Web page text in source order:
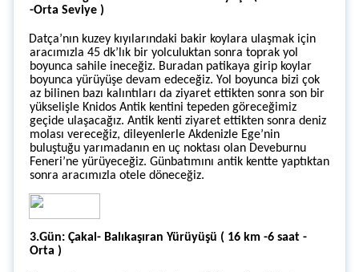
-Orta Seviye )
Datça’nın kuzey kıyılarındaki bakir koylara ulaşmak için
aracımızla 45 dk’lık bir yolculuktan sonra toprak yol
boyunca sahile ineceğiz. Buradan patikaya girip koylar
boyunca yürüyüşe devam edeceğiz. Yol boyunca bizi çok
az bilinen bazı kalıntıları da ziyaret ettikten sonra son bir
yükselişle Knidos Antik kentini tepeden göreceğimiz
geçide ulaşacağız. Antik kenti ziyaret ettikten sonra deniz
molası vereceğiz, dileyenlerle Akdenizle Ege’nin
buluştuğu yarımadanın en uç noktası olan Deveburnu
Feneri’ne yürüyeceğiz. Günbatımını antik kentte yaptıktan
sonra aracımızla otele döneceğiz.
3.Gün: Çakal- Balıkaşıran Yürüyüşü ( 16 km -6 saat -
Orta )